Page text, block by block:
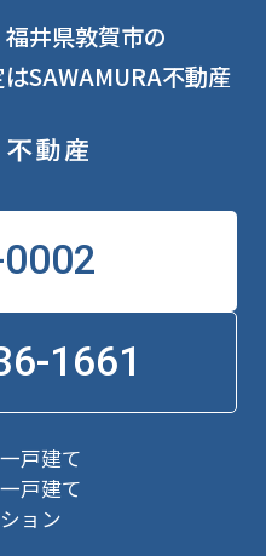
井県敦賀市の
SAWAMURA不動産
1661
戸建て
戸建て
ョン